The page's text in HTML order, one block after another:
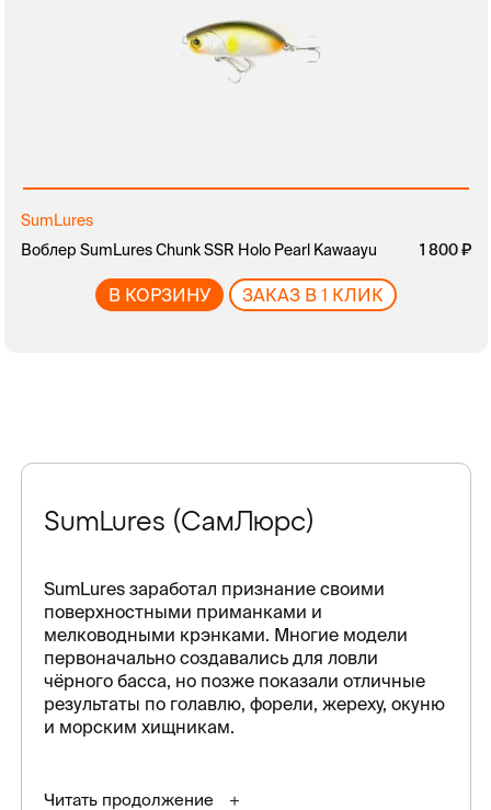
SumLures
Воблер SumLures Chunk SSR Holo Pearl Kawaayu
1 800
В КОРЗИНУ ЗАКАЗ В 1 КЛИК
SumLures (СамЛюрс)
SumLures заработал признание своими
поверхностными приманками и
мелководными крэнками. Многие модели
первоначально создавались для ловли
чёрного басса, но позже показали отличные
результаты по голавлю, форели, жереху, окуню
и морским хищникам.
Читать продолжение